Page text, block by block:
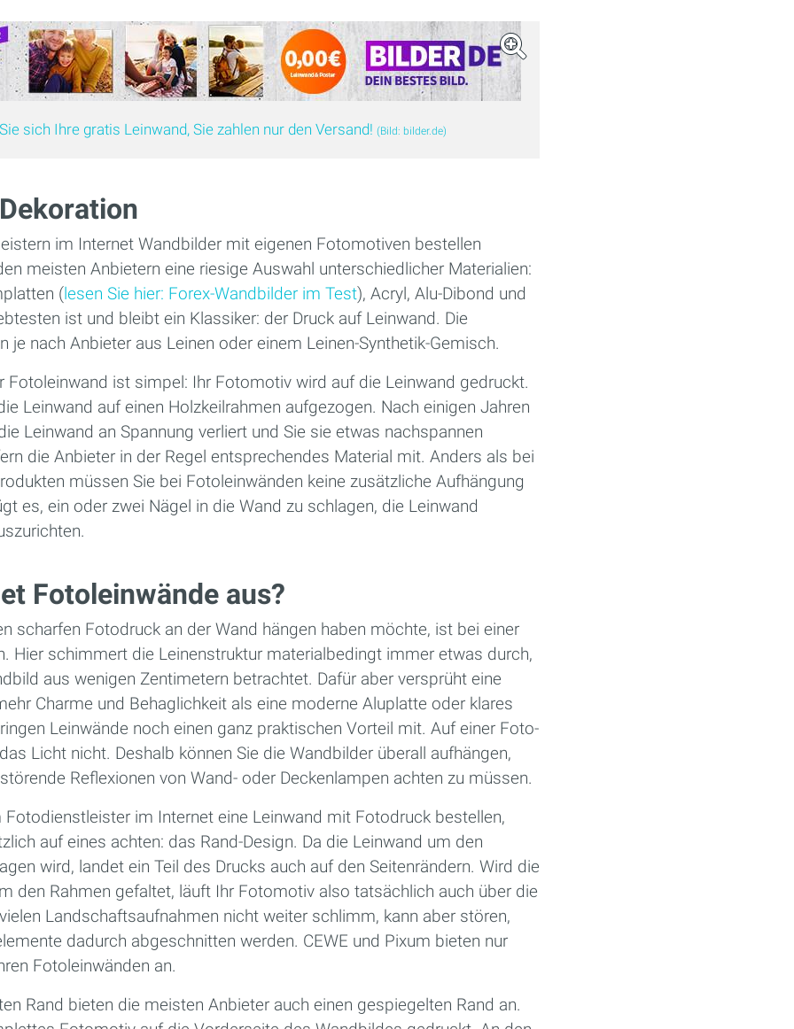
sich Ihre gratis Leinwand, Sie zahlen nur den Versand! (Bild: bilder.de)
im Internet Wandbilder mit eigenen Fotomotiven bestellen
meisten Anbietern eine riesige Auswahl unterschiedlicher Materialien:
(lesen Sie hier: Forex-Wandbilder im Test), Acryl, Alu-Dibond und
ist und bleibt ein Klassiker: der Druck auf Leinwand. Die
je nach Anbieter aus Leinen oder einem Leinen-Synthetik-Gemisch.
Fotoleinwand ist simpel: Ihr Fotomotiv wird auf die Leinwand gedruckt.
Leinwand auf einen Holzkeilrahmen aufgezogen. Nach einigen Jahren
Leinwand an Spannung verliert und Sie sie etwas nachspannen
die Anbieter in der Regel entsprechendes Material mit. Anders als bei
müssen Sie bei Fotoleinwänden keine zusätzliche Aufhängung
es, ein oder zwei Nägel in die Wand zu schlagen, die Leinwand
Fotoleinwände aus?
scharfen Fotodruck an der Wand hängen haben möchte, ist bei einer
Hier schimmert die Leinenstruktur materialbedingt immer etwas durch,
aus wenigen Zentimetern betrachtet. Dafür aber versprüht eine
Charme und Behaglichkeit als eine moderne Aluplatte oder klares
Leinwände noch einen ganz praktischen Vorteil mit. Auf einer Foto­
Licht nicht. Deshalb können Sie die Wandbilder überall aufhängen,
Reflexionen von Wand- oder Deckenlampen achten zu müssen.
Fotodienstleister im Internet eine Leinwand mit Fotodruck bestellen,
auf eines achten: das Rand-Design. Da die Leinwand um den
wird, landet ein Teil des Drucks auch auf den Seitenrändern. Wird die
den Rahmen gefaltet, läuft Ihr Fotomotiv also tatsächlich auch über die
Landschaftsaufnahmen nicht weiter schlimm, kann aber stören,
dadurch abgeschnitten werden. CEWE und Pixum bieten nur
Fotoleinwänden an.
Rand bieten die meisten Anbieter auch einen gespiegelten Rand an.